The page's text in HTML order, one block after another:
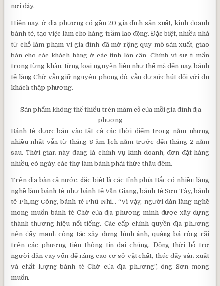
nơi đây.
Hiện nay, ở địa phương có gần 20 gia đình sản xuất, kinh doanh
bánh tẻ, tạo việc làm cho hàng trăm lao động. Đặc biệt, nhiều nhà
từ chỗ làm phạm vi gia đình đã mở rộng quy mô sản xuất, giao
bán cho các khách hàng ở các tỉnh lân cận. Chính vì sự tỉ mẩn
trong từng khâu, từng loại nguyên liệu như thế mà đến nay, bánh
tẻ làng Chờ vẫn giữ nguyên phong độ, vẫn dư sức hút đối với du
khách thập phương.
Sản phẩm không thể thiếu trên mâm cỗ của mỗi gia đình địa
phương
Bánh tẻ được bán vào tất cả các thời điểm trong năm nhưng
nhiều nhất vẫn từ tháng 8 âm lịch năm trước đến tháng 2 năm
sau. Thời gian này đang là chính vụ kinh doanh, đơn đặt hàng
nhiều, có ngày, các thợ làm bánh phải thức thâu đêm.
Trên địa bàn cả nước, đặc biệt là các tỉnh phía Bắc có nhiều làng
nghề làm bánh tẻ như bánh tẻ Văn Giang, bánh tẻ Sơn Tây, bánh
tẻ Phụng Công, bánh tẻ Phú Nhi… “Vì vậy, người dân làng nghề
mong muốn bánh tẻ Chờ của địa phương mình được xây dựng
thành thương hiệu nổi tiếng. Các cấp chính quyền địa phương
nên đẩy mạnh công tác xây dựng hình ảnh, quảng bá rộng rãi
trên các phương tiện thông tin đại chúng. Đồng thời hỗ trợ
người dân vay vốn để nâng cao cơ sở vật chất, thúc đẩy sản xuất
và chất lượng bánh tẻ Chờ của địa phương”, ông Sơn mong
muốn.